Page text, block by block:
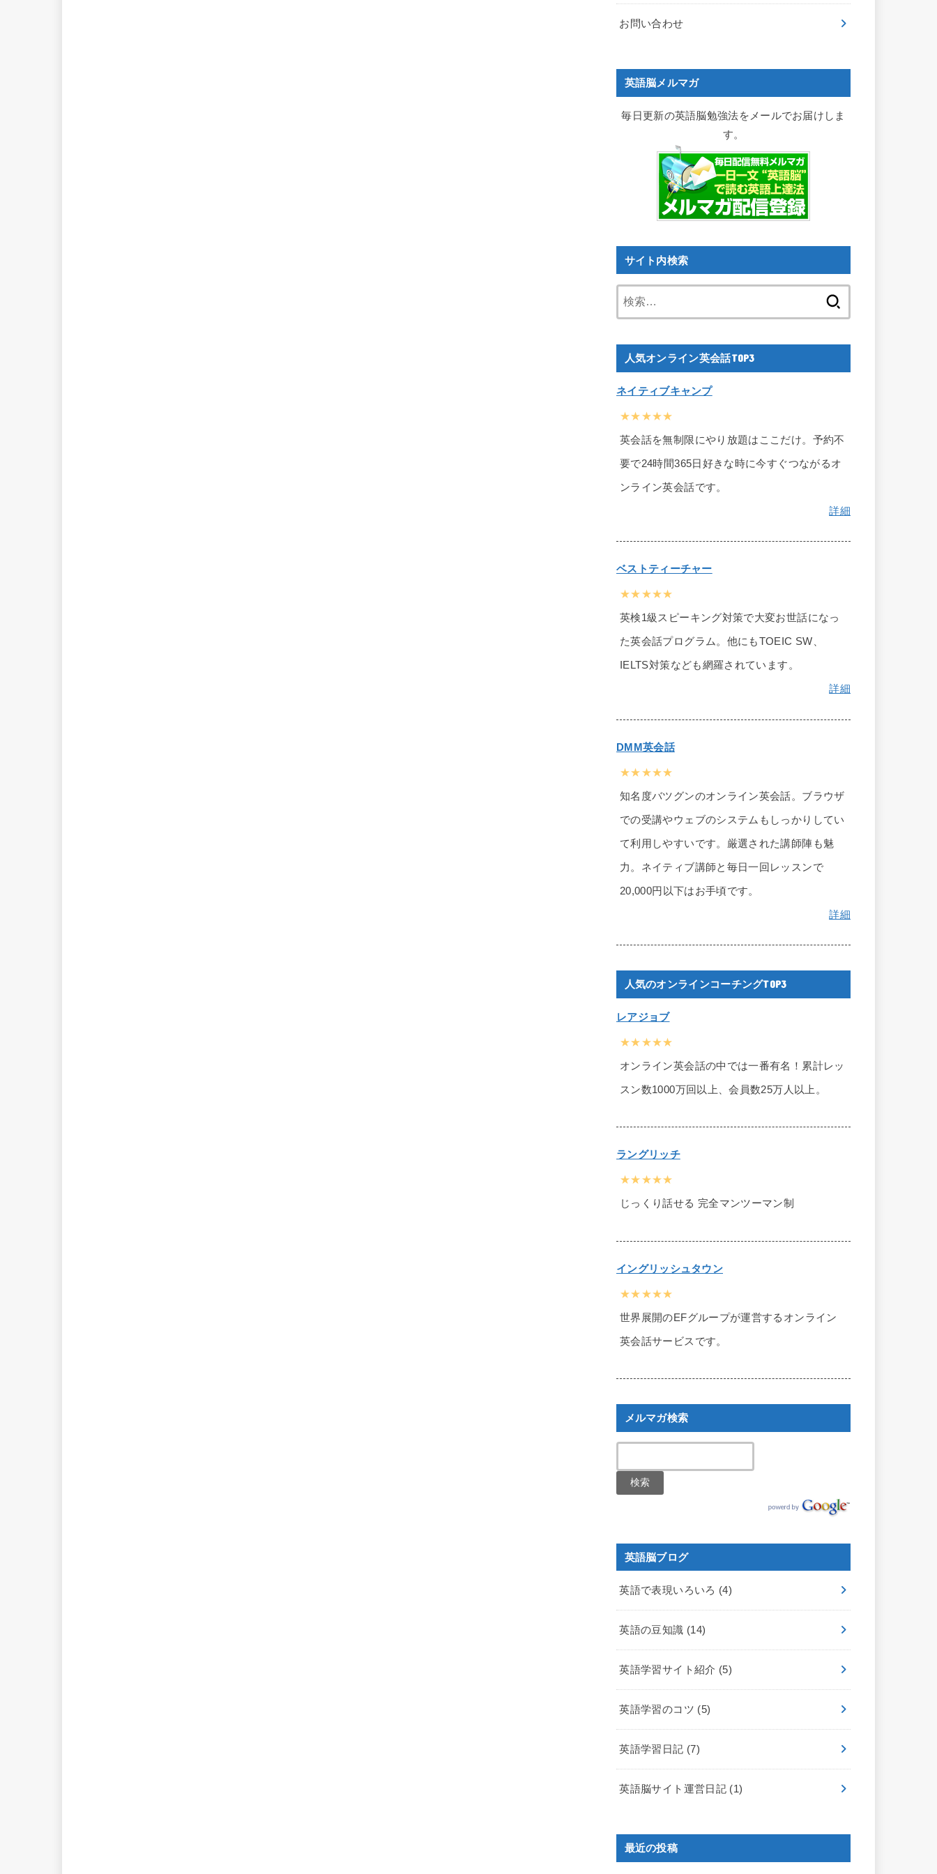
お問い合わせ
英語脳メルマガ
毎日更新の英語脳勉強法をメールでお届けしま
す。
サイト内検索
人気オンライン英会話TOP3
ネイティブキャンプ
★★★★★
英会話を無制限にやり放題はここだけ。予約不
要で24時間365日好きな時に今すぐつながるオ
ンライン英会話です。
詳細
ベストティーチャー
★★★★★
英検1級スピーキング対策で大変お世話になっ
た英会話プログラム。他にもTOEIC SW、
IELTS対策なども網羅されています。
詳細
DMM英会話
★★★★★
知名度バツグンのオンライン英会話。ブラウザ
での受講やウェブのシステムもしっかりしてい
て利用しやすいです。厳選された講師陣も魅
力。ネイティブ講師と毎日一回レッスンで
20,000円以下はお手頃です。
詳細
人気のオンラインコーチングTOP3
レアジョブ
★★★★★
オンライン英会話の中では一番有名！累計レッ
スン数1000万回以上、会員数25万人以上。
ラングリッチ
★★★★★
じっくり話せる 完全マンツーマン制
イングリッシュタウン
★★★★★
世界展開のEFグループが運営するオンライン
英会話サービスです。
メルマガ検索
英語脳ブログ
英語で表現いろいろ (4)
英語の豆知識 (14)
英語学習サイト紹介 (5)
英語学習のコツ (5)
英語学習日記 (7)
英語脳サイト運営日記 (1)
最近の投稿